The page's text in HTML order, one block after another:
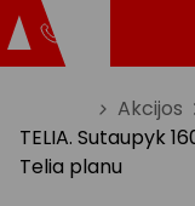
Akcijos
TELIA. Sutaupyk
Telia planu